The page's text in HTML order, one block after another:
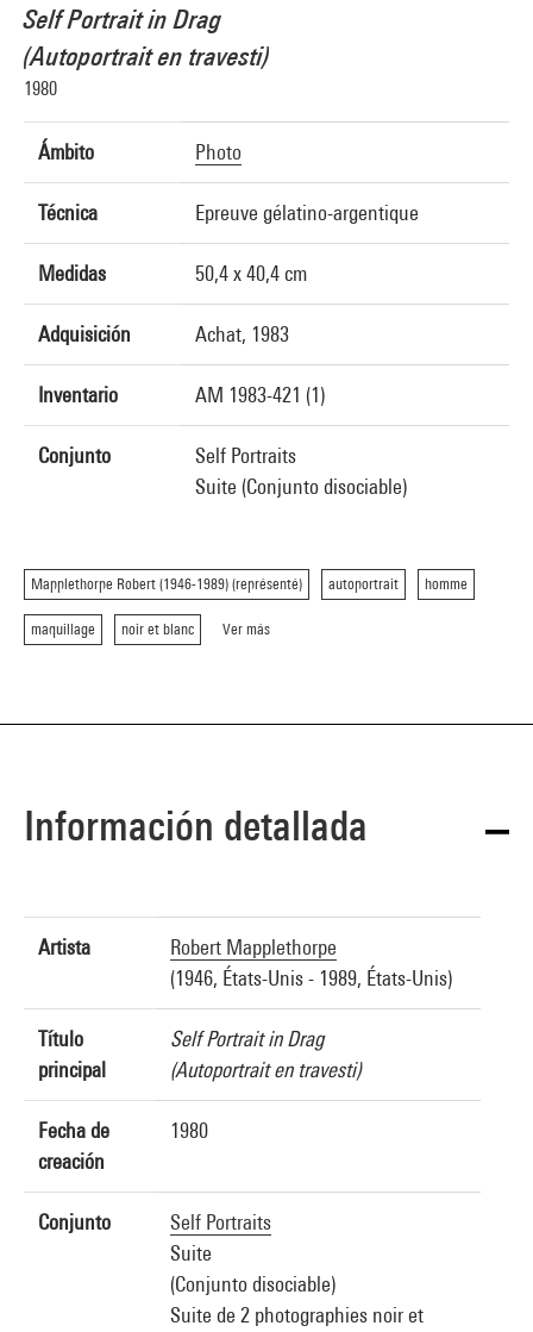
Self Portrait in Drag
(Autoportrait en travesti)
1980
Ámbito Photo
Técnica Epreuve gélatino-argentique
Medidas 50,4 x 40,4 cm
Adquisición Achat, 1983
Inventario AM 1983-421 (1)
Conjunto
Self Portraits
Suite (Conjunto disociable)
Mapplethorpe Robert (1946-1989) (représenté) autoportrait homme
maquillage noir et blanc Ver más
Difusión de la imagen :GrandPalaisRmnPhoto
Información detallada
Artista
Robert Mapplethorpe
(1946, États-Unis - 1989, États-Unis)
Título
principal
Self Portrait in Drag
(Autoportrait en travesti)
Fecha de
creación
1980
Conjunto
Self Portraits
Suite
(Conjunto disociable)
Suite de 2 photographies noir et